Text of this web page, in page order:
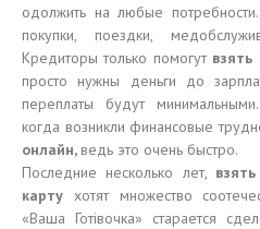
одолжить на любые
покупки, поездки,
Кредиторы только помогут
просто нужны деньги до
переплаты будут
когда возникли финансовые
онлайн, ведь это очень быстро.
Последние несколько лет,
карту хотят множество
«Ваша Готівочка» старается